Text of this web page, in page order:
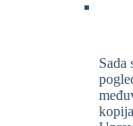
Sada